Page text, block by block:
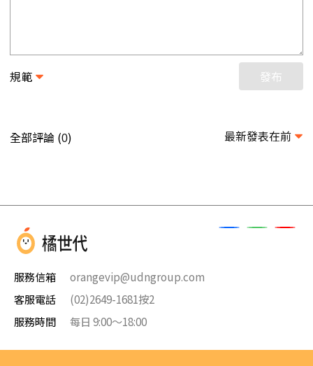
規範 發布
全部評論 (0) 最新發表在前
服務信箱
orangevip@udngroup.com
客服電話
(02)2649-1681按2
服務時間
每日 9:00～18:00